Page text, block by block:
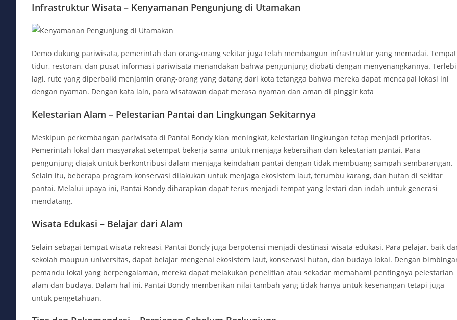
Infrastruktur Wisata – Kenyamanan Pengunjung di Utamakan
Demo dukung pariwisata, pemerintah dan orang-orang sekitar juga telah membangun infrastruktur yang memadai. Tempat
tidur, restoran, dan pusat informasi pariwisata menandakan bahwa pengunjung diobati dengan menyenangkannya.
lagi, rute yang diperbaiki menjamin orang-orang yang datang dari kota tetangga bahwa mereka dapat mencapai lokasi ini
dengan nyaman. Dengan kata lain, para wisatawan dapat merasa nyaman dan aman di pinggir kota
Kelestarian Alam – Pelestarian Pantai dan Lingkungan Sekitarnya
Meskipun perkembangan pariwisata di Pantai Bondy kian meningkat, kelestarian lingkungan tetap menjadi prioritas.
Pemerintah lokal dan masyarakat setempat bekerja sama untuk menjaga kebersihan dan kelestarian pantai. Para
pengunjung diajak untuk berkontribusi dalam menjaga keindahan pantai dengan tidak membuang sampah sembarangan.
Selain itu, beberapa program konservasi dilakukan untuk menjaga ekosistem laut, terumbu karang, dan hutan di sekitar
pantai. Melalui upaya ini, Pantai Bondy diharapkan dapat terus menjadi tempat yang lestari dan indah untuk generasi
mendatang.
Wisata Edukasi – Belajar dari Alam
Selain sebagai tempat wisata rekreasi, Pantai Bondy juga berpotensi menjadi destinasi wisata edukasi. Para pelajar, baik
sekolah maupun universitas, dapat belajar mengenai ekosistem laut, konservasi hutan, dan budaya lokal. Dengan
pemandu lokal yang berpengalaman, mereka dapat melakukan penelitian atau sekadar memahami pentingnya pelestarian
alam dan budaya. Dalam hal ini, Pantai Bondy memberikan nilai tambah yang tidak hanya untuk kesenangan tetapi juga
untuk pengetahuan.